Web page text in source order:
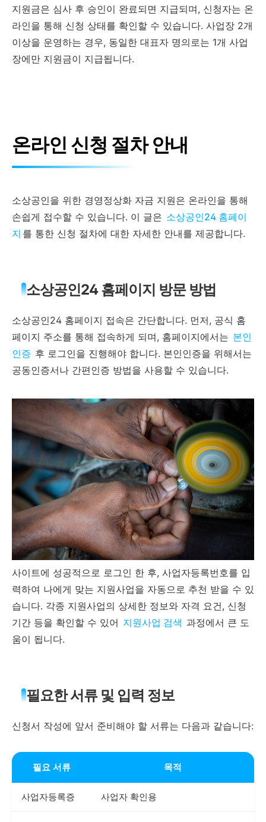
지원금은 심사 후 승인이 완료되면 지급되며, 신청자는 온
라인을 통해 신청 상태를 확인할 수 있습니다. 사업장 2개
이상을 운영하는 경우, 동일한 대표자 명의로는 1개 사업
장에만 지원금이 지급됩니다.
온라인 신청 절차 안내
소상공인을 위한 경영정상화 자금 지원은 온라인을 통해
손쉽게 접수할 수 있습니다. 이 글은 소상공인24 홈페이
지 를 통한 신청 절차에 대한 자세한 안내를 제공합니다.
소상공인24 홈페이지 방문 방법
소상공인24 홈페이지 접속은 간단합니다. 먼저, 공식 홈
페이지 주소를 통해 접속하게 되며, 홈페이지에서는 본인
인증 후 로그인을 진행해야 합니다. 본인인증을 위해서는
공동인증서나 간편인증 방법을 사용할 수 있습니다.
사이트에 성공적으로 로그인 한 후, 사업자등록번호를 입
력하여 나에게 맞는 지원사업을 자동으로 추천 받을 수 있
습니다. 각종 지원사업의 상세한 정보와 자격 요건, 신청
기간 등을 확인할 수 있어 지원사업 검색 과정에서 큰 도
움이 됩니다.
필요한 서류 및 입력 정보
신청서 작성에 앞서 준비해야 할 서류는 다음과 같습니다:
필요 서류 목적
사업자등록증 사업자 확인용